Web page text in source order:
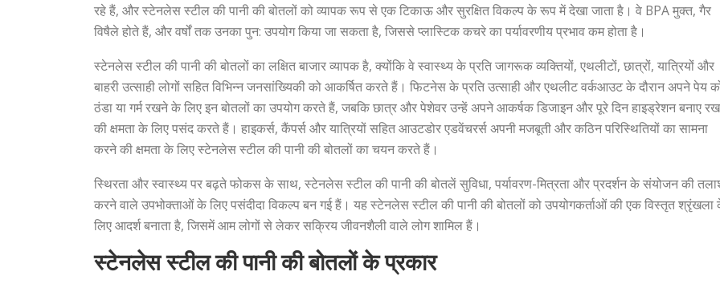
रहे हैं, और स्टेनलेस स्टील की पानी की बोतलों को व्यापक रूप से एक टिकाऊ और सुरक्षित विकल्प के रूप में देखा जाता है। वे BPA मुक्त, गैर
विषैले होते हैं, और वर्षों तक उनका पुन: उपयोग किया जा सकता है, जिससे प्लास्टिक कचरे का पर्यावरणीय प्रभाव कम होता है।
स्टेनलेस स्टील की पानी की बोतलों का लक्षित बाजार व्यापक है, क्योंकि वे स्वास्थ्य के प्रति जागरूक व्यक्तियों, एथलीटों, छात्रों, यात्रियों और
बाहरी उत्साही लोगों सहित विभिन्न जनसांख्यिकी को आकर्षित करते हैं। फिटनेस के प्रति उत्साही और एथलीट वर्कआउट के दौरान अपने पेय
ठंडा या गर्म रखने के लिए इन बोतलों का उपयोग करते हैं, जबकि छात्र और पेशेवर उन्हें अपने आकर्षक डिजाइन और पूरे दिन हाइड्रेशन बनाए
की क्षमता के लिए पसंद करते हैं। हाइकर्स, कैंपर्स और यात्रियों सहित आउटडोर एडवेंचरर्स अपनी मजबूती और कठिन परिस्थितियों का सामना
करने की क्षमता के लिए स्टेनलेस स्टील की पानी की बोतलों का चयन करते हैं।
स्थिरता और स्वास्थ्य पर बढ़ते फोकस के साथ, स्टेनलेस स्टील की पानी की बोतलें सुविधा, पर्यावरण-मित्रता और प्रदर्शन के संयोजन की
करने वाले उपभोक्ताओं के लिए पसंदीदा विकल्प बन गई हैं। यह स्टेनलेस स्टील की पानी की बोतलों को उपयोगकर्ताओं की एक विस्तृत श्रृंखला
लिए आदर्श बनाता है, जिसमें आम लोगों से लेकर सक्रिय जीवनशैली वाले लोग शामिल हैं।
स्टेनलेस स्टील की पानी की बोतलों के प्रकार